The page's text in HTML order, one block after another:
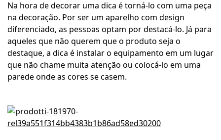
Na hora de decorar uma dica é torná-lo com uma peça
na decoração. Por ser um aparelho com design
diferenciado, as pessoas optam por destacá-lo. Já para
aqueles que não querem que o produto seja o
destaque, a dica é instalar o equipamento em um lugar
que não chame muita atenção ou colocá-lo em uma
parede onde as cores se casem.